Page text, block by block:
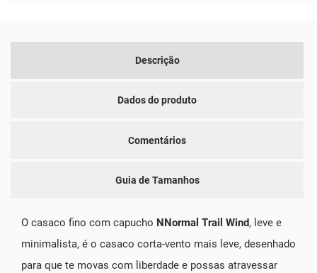
Descrição
Dados do produto
Comentários
Guia de Tamanhos
O casaco fino com capucho NNormal Trail Wind, leve e
minimalista, é o casaco corta-vento mais leve, desenhado
para que te movas com liberdade e possas atravessar